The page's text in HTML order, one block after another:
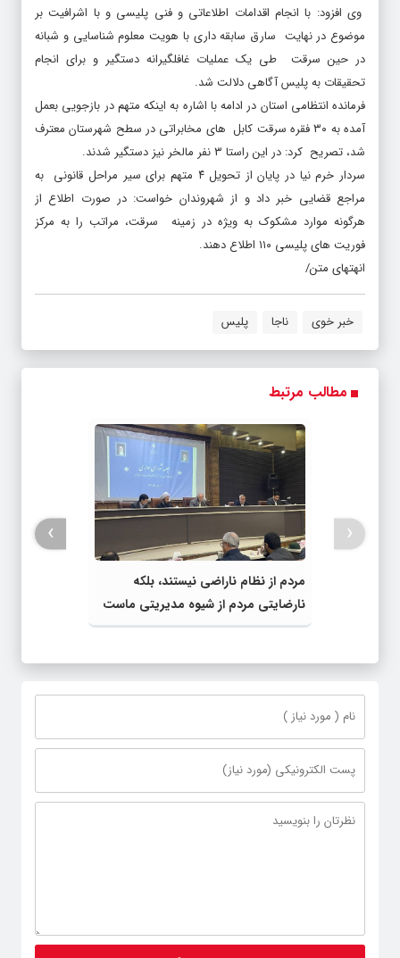
وی افزود: با انجام اقدامات اطلاعاتی و فنی پلیسی و با اشرافیت بر
موضوع در نهایت سارق سابقه داری با هویت معلوم شناسایی و شبانه
در حین سرقت طی یک عملیات غافلگیرانه دستگیر و برای انجام
تحقیقات به پلیس آگاهی دلالت شد.
فرمانده انتظامی استان در ادامه با اشاره به اینکه متهم در بازجویی بعمل
آمده به ۳۰ فقره سرقت کابل های مخابراتی در سطح شهرستان معترف
شد، تصریح کرد: در این راستا ۳ نفر مالخر نیز دستگیر شدند.
سردار خرم نیا در پایان از تحویل ۴ متهم برای سیر مراحل قانونی به
مراجع قضایی خبر داد و از شهروندان خواست: در صورت اطلاع از
هرگونه موارد مشکوک به ویژه در زمینه سرقت، مراتب را به مرکز
فوریت های پلیسی ۱۱۰ اطلاع دهند.
انهتهای متن/
خبر خوی ناجا پلیس
مطالب مرتبط
مردم از نظام ناراضی نیستند، بلکه
نارضایتی مردم از شیوه مدیریتی ماست
‹
›